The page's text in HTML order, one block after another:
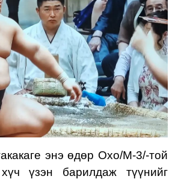
энэ өдөр Охо/М-3/-той
үзэн барилдаж түүнийг